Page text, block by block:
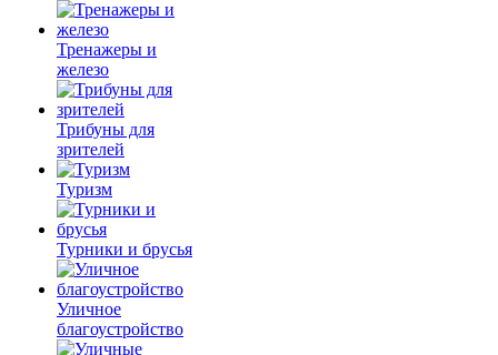
Тренажеры и
железо
Трибуны для
зрителей
Туризм
Турники и брусья
Уличное
благоустройство